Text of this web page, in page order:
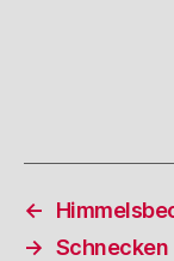
←
→ Schnecken